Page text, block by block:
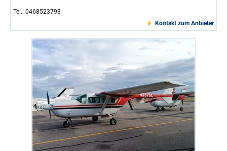
Tel.: 0468523793
Kontakt zum Anbieter